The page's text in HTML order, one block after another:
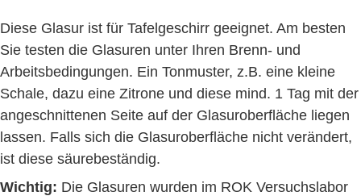
Diese Glasur ist für Tafelgeschirr geeignet. Am besten
Sie testen die Glasuren unter Ihren Brenn- und
Arbeitsbedingungen. Ein Tonmuster, z.B. eine kleine
Schale, dazu eine Zitrone und diese mind. 1 Tag mit der
angeschnittenen Seite auf der Glasuroberfläche liegen
lassen. Falls sich die Glasuroberfläche nicht verändert,
ist diese säurebeständig.
Wichtig: Die Glasuren wurden im ROK Versuchslabor